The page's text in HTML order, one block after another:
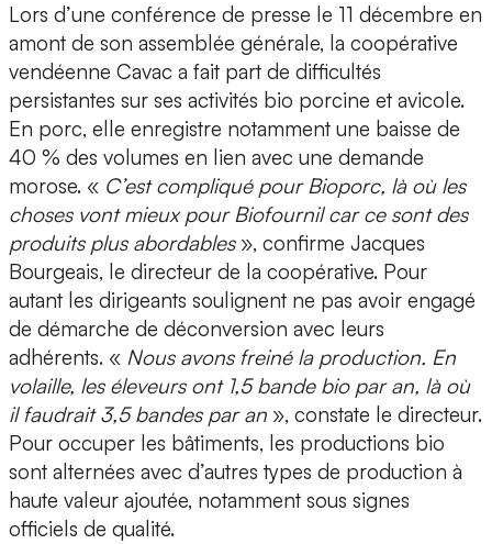
Lors d’une conférence de presse le 11 décembre en
amont de son assemblée générale, la coopérative
vendéenne Cavac a fait part de difficultés
persistantes sur ses activités bio porcine et avicole.
En porc, elle enregistre notamment une baisse de
40 % des volumes en lien avec une demande
morose. « C’est compliqué pour Bioporc, là où les
choses vont mieux pour Biofournil car ce sont des
produits plus abordables», confirme Jacques
Bourgeais, le directeur de la coopérative. Pour
autant les dirigeants soulignent ne pas avoir engagé
de démarche de déconversion avec leurs
adhérents. « Nous avons freiné la production. En
volaille, les éleveurs ont 1,5 bande bio par an, là où
il faudrait 3,5 bandes par an », constate le directeur.
Pour occuper les bâtiments, les productions bio
sont alternées avec d’autres types de production à
haute valeur ajoutée, notamment sous signes
officiels de qualité.